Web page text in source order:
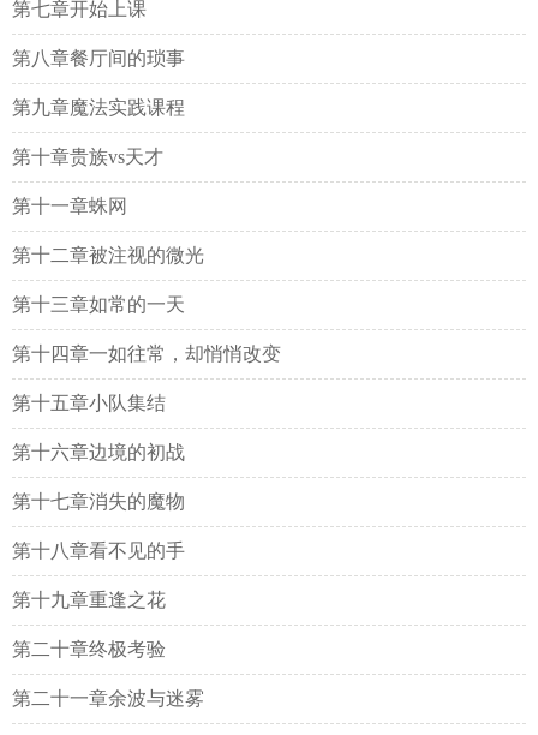
第七章开始上课
第八章餐厅间的琐事
第九章魔法实践课程
第十章贵族vs天才
第十一章蛛网
第十二章被注视的微光
第十三章如常的一天
第十四章一如往常，却悄悄改变
第十五章小队集结
第十六章边境的初战
第十七章消失的魔物
第十八章看不见的手
第十九章重逢之花
第二十章终极考验
第二十一章余波与迷雾